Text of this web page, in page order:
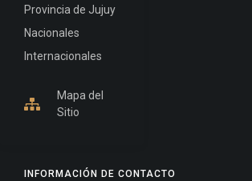
INFORMACIÓN DE CONTACTO
Provincia de Jujuy
Nacionales
Internacionales
Mapa del
Sitio